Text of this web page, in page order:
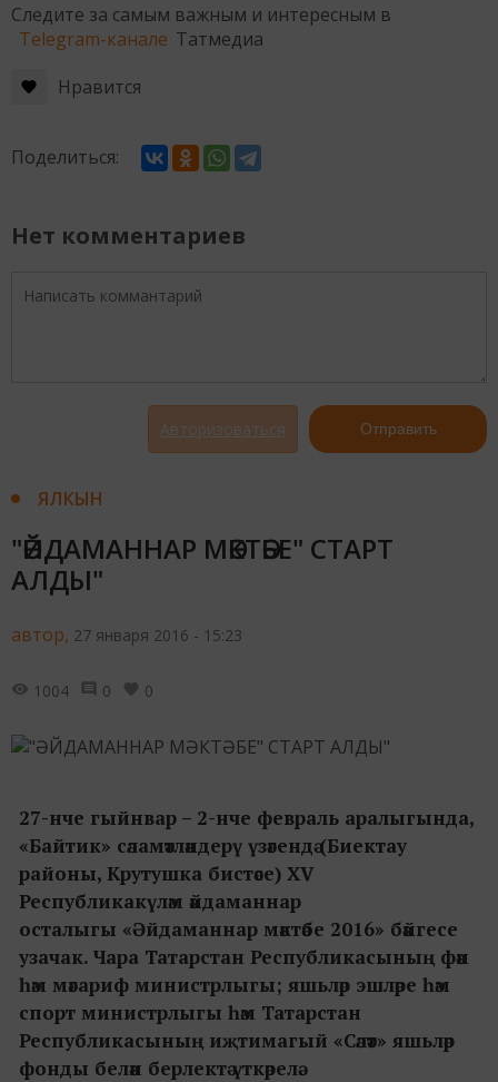
Следите за самым важным и интересным в
Telegram-канале Татмедиа
Нравится
Поделиться:
Нет комментариев
Авторизоваться Отправить
ЯЛКЫН
"ӘЙДАМАННАР МӘКТӘБЕ" СТАРТ
АЛДЫ"
автор, 27 января 2016 - 15:23
1004 0 0
27-нче гыйнвар – 2-нче февраль аралыгында,
«Байтик» сәламәтләндерү үзәгендә (Биектау
районы, Крутушка бистәсе) XV
Республикакүләм әйдаманнар
осталыгы «Әйдаманнар мәктәбе 2016» бәйгесе
узачак. Чара Татарстан Республикасының фән
һәм мәгариф министрлыгы; яшьләр эшләре һәм
спорт министрлыгы һәм Татарстан
Республикасының иҗтимагый «Сәләт» яшьләр
фонды белән берлектә үткәрелә.